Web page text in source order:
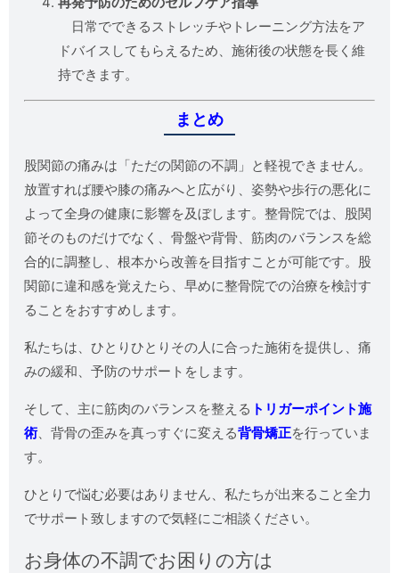
日常でできるストレッチやトレーニング方法をア
ドバイスしてもらえるため、施術後の状態を長く維
持できます。
まとめ
股関節の痛みは「ただの関節の不調」と軽視できません。
放置すれば腰や膝の痛みへと広がり、姿勢や歩行の悪化に
よって全身の健康に影響を及ぼします。整骨院では、股関
節そのものだけでなく、骨盤や背骨、筋肉のバランスを総
合的に調整し、根本から改善を目指すことが可能です。股
関節に違和感を覚えたら、早めに整骨院での治療を検討す
ることをおすすめします。
私たちは、ひとりひとりその人に合った施術を提供し、痛
みの緩和、予防のサポートをします。
そして、主に筋肉のバランスを整える トリガーポイント施
術、背骨の歪みを真っすぐに変える背骨矯正を行っていま
す。
ひとりで悩む必要はありません、私たちが出来ること全力
でサポート致しますので気軽にご相談ください。
お身体の不調でお困りの方は